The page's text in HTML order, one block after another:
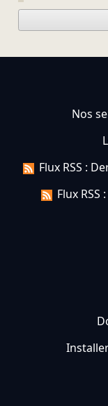
Nos
Flux RSS :
Flux